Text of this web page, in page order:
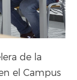
de la
el Campus